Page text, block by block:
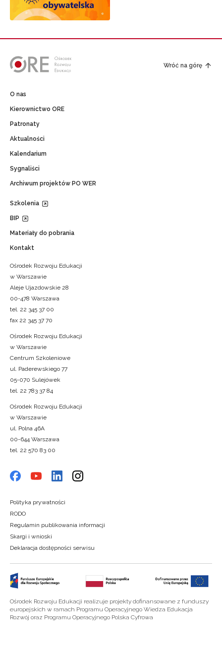
Wróć na górę
O nas
Kierownictwo ORE
Patronaty
Aktualności
Kalendarium
Sygnaliści
Archiwum projektów PO WER
Szkolenia
BIP
Materiały do pobrania
Kontakt
Ośrodek Rozwoju Edukacji
w Warszawie
Aleje Ujazdowskie 28
00-478 Warszawa
tel. 22 345 37 00
fax 22 345 37 70
Ośrodek Rozwoju Edukacji
w Warszawie
Centrum Szkoleniowe
ul. Paderewskiego 77
05-070 Sulejówek
tel. 22 783 37 84
Ośrodek Rozwoju Edukacji
w Warszawie
ul. Polna 46A
00-644 Warszawa
tel. 22 570 83 00
Polityka prywatności
RODO
Regulamin publikowania informacji
Skargi i wnioski
Deklaracja dostępności serwisu
Ośrodek Rozwoju Edukacji realizuje projekty dofinansowane z funduszy
europejskich w ramach Programu Operacyjnego Wiedza Edukacja
Rozwój oraz Programu Operacyjnego Polska Cyfrowa